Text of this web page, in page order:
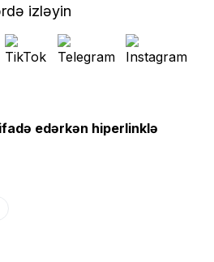
izləyin
edərkən hiperlinklə